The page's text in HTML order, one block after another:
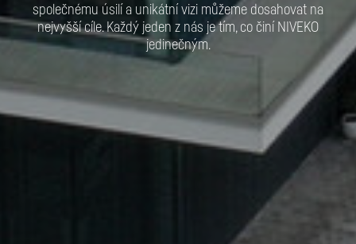
společnému úsilí a unikátní vizi můžeme dosahovat na
nejvyšší cíle. Každý jeden z nás je tím, co činí NIVEKO
jedinečným.